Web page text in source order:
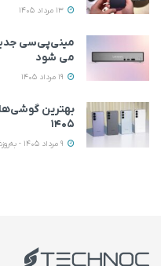
می‌ شود
بهترین
۱۴۰۵